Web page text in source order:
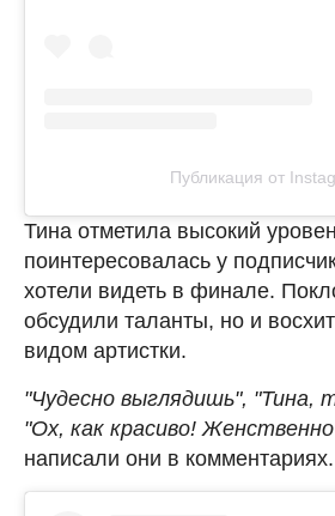
Публикация от
Тина отметила высокий
поинтересовалась у
хотели видеть в финале.
обсудили таланты, но и
видом артистки.
"Чудесно выглядишь", "Тина,
"Ох, как красиво!
написали они в комментариях.